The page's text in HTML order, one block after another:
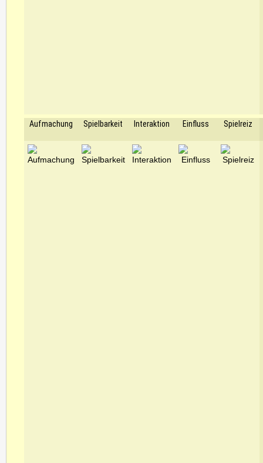
Aufmachung Spielbarkeit Interaktion Einfluss Spielreiz